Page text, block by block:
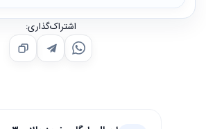
اشتراک‌گذاری: